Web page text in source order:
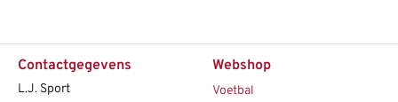
Contactgegevens
L.J. Sport
Webshop
Voetbal